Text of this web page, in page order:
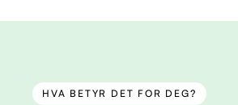
HVA BETYR DET FOR DEG?